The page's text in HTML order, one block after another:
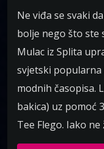
Ne viđa se svaki
bolje nego što ste
Mulac iz Splita
svjetski popularna
modnih časopisa.
bakica) uz pomoć
Tee Flego. Iako